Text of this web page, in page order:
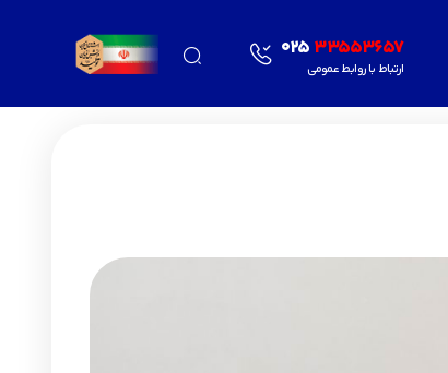
02533553657
ارتباط با روابط عمومی